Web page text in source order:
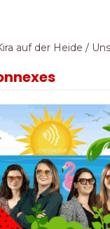
auf der Heide /